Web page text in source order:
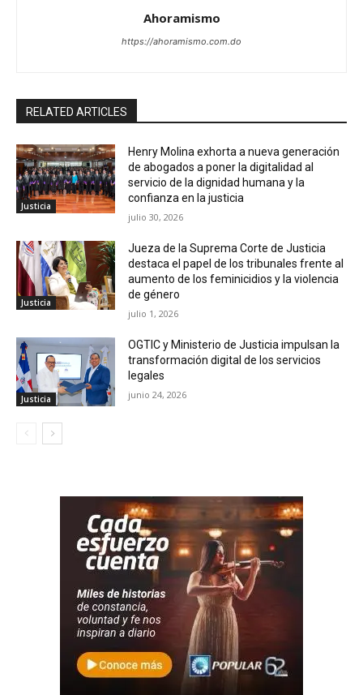
Ahoramismo
https://ahoramismo.com.do
RELATED ARTICLES
Justicia
Henry Molina exhorta a nueva generación
de abogados a poner la digitalidad al
servicio de la dignidad humana y la
confianza en la justicia
julio 30, 2026
Justicia
Jueza de la Suprema Corte de Justicia
destaca el papel de los tribunales frente al
aumento de los feminicidios y la violencia
de género
julio 1, 2026
Justicia
OGTIC y Ministerio de Justicia impulsan la
transformación digital de los servicios
legales
junio 24, 2026